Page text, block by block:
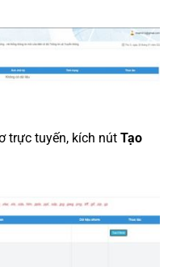
trực tuyến, kích nút Tạo